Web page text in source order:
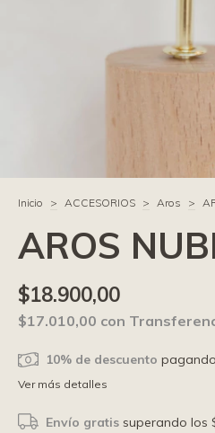
Inicio > ACCESORIOS > Aros >
AROS
$18.900,00
$17.010,00 con
10% de descuento
Ver más detalles
Envío gratis superando los